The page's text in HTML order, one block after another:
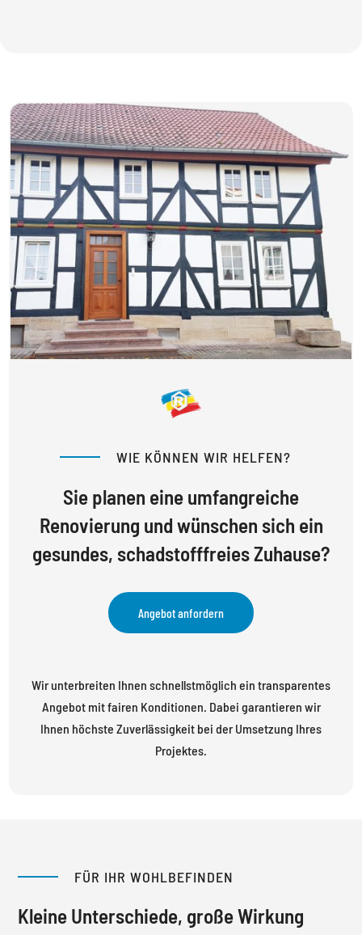
WIE KÖNNEN WIR HELFEN?
Sie planen eine umfangreiche
Renovierung und wünschen sich ein
gesundes, schadstofffreies Zuhause?
Angebot anfordern
Wir unterbreiten Ihnen schnellstmöglich ein transparentes
Angebot mit fairen Konditionen. Dabei garantieren wir
Ihnen höchste Zuverlässigkeit bei der Umsetzung Ihres
Projektes.
FÜR IHR WOHLBEFINDEN
Kleine Unterschiede, große Wirkung